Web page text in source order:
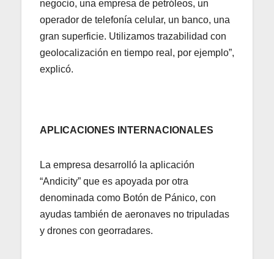
negocio, una empresa de petróleos, un
operador de telefonía celular, un banco, una
gran superficie. Utilizamos trazabilidad con
geolocalización en tiempo real, por ejemplo”,
explicó.
APLICACIONES INTERNACIONALES
La empresa desarrolló la aplicación
“Andicity” que es apoyada por otra
denominada como Botón de Pánico, con
ayudas también de aeronaves no tripuladas
y drones con georradares.